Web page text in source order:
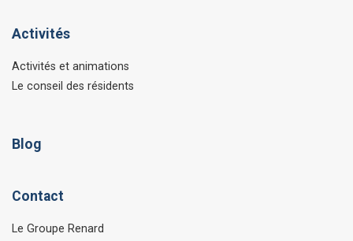
Activités
Activités et animations
Le conseil des résidents
Blog
Contact
Le Groupe Renard